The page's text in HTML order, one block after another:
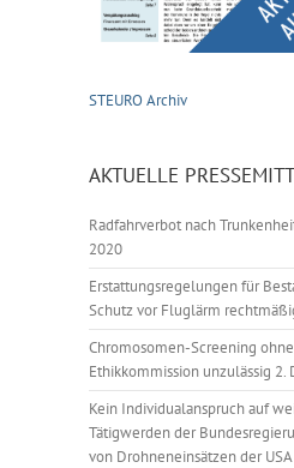
STEURO Archiv
AKTUELLE
Radfahrverbot nach
2020
Erstattungsregelungen für
Schutz vor Fluglärm
Chromosomen-Screening
Ethikkommission unzulässig 2.
Kein Individualanspruch auf
Tätigwerden der
von Drohneneinsätzen der